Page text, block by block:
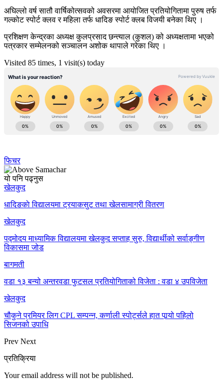
अघिल्लो वर्ष सातौ वार्षिकोत्सवको अवसरमा आयोजित प्रतियोगितामा पुरुष तर्फ
गल्कोट स्पोर्ट क्लव र महिला तर्फ धादिङ स्पोर्ट क्लब विजयी बनेका थिए ।
प्रशिक्षण केन्द्रका अध्यक्ष कुलप्रसाद छन्त्याल (कुशल) को अध्यक्षतामा भएको
पत्रकार सम्मेलनको सञ्चालन अशोक थापाले गरेका थिए ।
Visited 85 times, 1 visit(s) today
फिचर
यो पनि पढ्नुस
खेलकुद
धादिङकाे विद्यालयमा ट्रयाकसुट तथा खेलसामाग्री वितरण
खेलकुद
पद्मोदय माध्यामिक विद्यालयमा खेलकुद सप्ताह सुरु, विद्यार्थीको सर्वाङ्गीण
विकासमा जोड
बागमती
वडा १३ बन्यो अन्तरवडा फुटसल प्रतियोगिताको विजेता : वडा ४ उपविजेता
खेलकुद
चौकुने प्रमियर लिग CPL सम्पन्न, कर्णाली स्पोर्ट्सले हात पार्‍यो पहिलो
सिजनको उपाधि
Prev Next
प्रतिक्रिया
Your email address will not be published.